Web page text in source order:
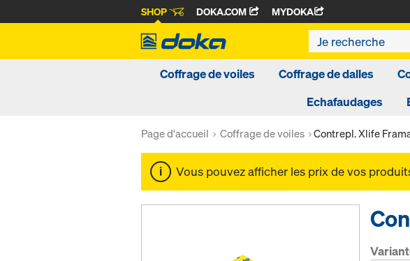
SHOP DOKA.COM MYDOKA
Coffrage de voiles Coffrage de dalles
Echafaudages
Page d'accueil Coffrage de voiles Contrepl. Xlife
Vous pouvez afficher les prix de vos